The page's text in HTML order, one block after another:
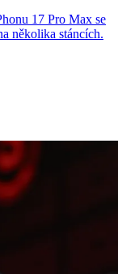
17 Pro Max se
několika stáncích.